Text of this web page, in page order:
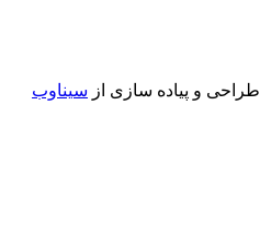
طراحی و پیاده سازی از سیناوب